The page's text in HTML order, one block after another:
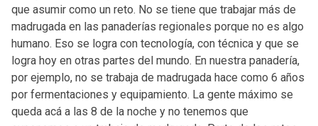
que asumir como un reto. No se tiene que trabajar más de
madrugada en las panaderías regionales porque no es algo
humano. Eso se logra con tecnología, con técnica y que se
logra hoy en otras partes del mundo. En nuestra panadería,
por ejemplo, no se trabaja de madrugada hace como 6 años
por fermentaciones y equipamiento. La gente máximo se
queda acá a las 8 de la noche y no tenemos que